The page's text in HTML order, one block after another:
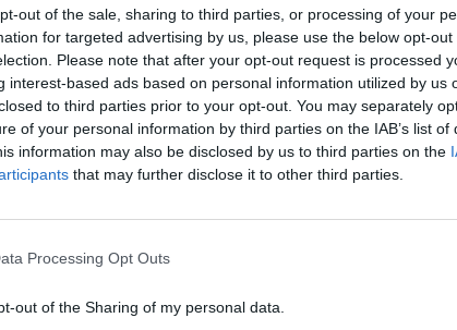
out of the sale, sharing to third parties, or processing of your
for targeted advertising by us, please use the below opt-out
Please note that after your opt-out request is processed
interest-based ads based on personal information utilized by us
to third parties prior to your opt-out. You may separately
of your personal information by third parties on the IAB’s list of
information may also be disclosed by us to third parties on the
that may further disclose it to other third parties.
Processing Opt Outs
out of the Sharing of my personal data.
στις «χριστουγεννιάτικες
προσφορές»
Σήμερα, όλοι συνηθίζουν να στέλνουν τις
ευχές τους για τα Χριστούγεννα μέσω
Facebook και Twitter. Ο ειδικοί της
Kaspersky Lab προειδοποιούν ότι όσο τα
κορυφώνονται, τόσο θα αυξάνονται και οι
απόπειρες απάτης στα κοινωνικά δίκτυα.